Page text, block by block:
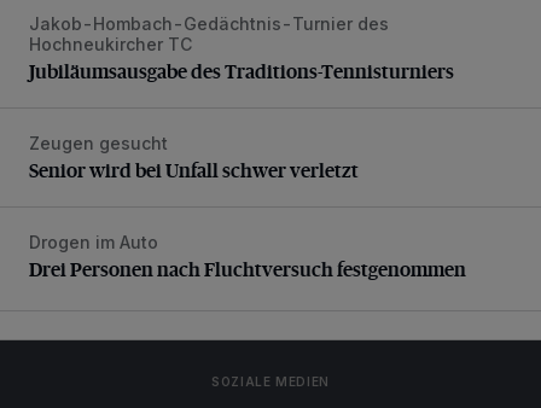
Jubiläumsausgabe des Traditions-Tennisturniers
Jakob-Hombach-Gedächtnis-Turnier des
Hochneukircher TC
Jubiläumsausgabe des Traditions-Tennisturniers
Senior wird bei Unfall schwer verletzt
Zeugen gesucht
Senior wird bei Unfall schwer verletzt
Drei Personen nach Fluchtversuch festgenommen
Drogen im Auto
Drei Personen nach Fluchtversuch festgenommen
SOZIALE MEDIEN